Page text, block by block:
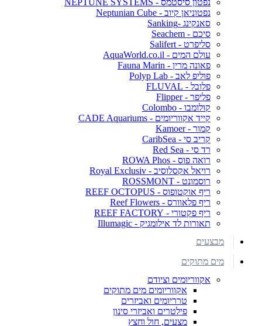
נפטוניאן קיוב - Neptunian Cube
סאנקינג -Sanking
סיכם - Seachem
סליפרט - Salifert
עולם המים - AquaWorld.co.il
פאונה מרין - Fauna Marin
פוליפ לאב - Polyp Lab
פלובל - FLUVAL
פליפר - Flipper
קולומבו - Colombo
קייד אקווריומים - CADE Aquariums
קמור - Kamoer
קריב סי - CaribSea
רד סי - Red Sea
רואה פוס - ROWA Phos
רויאל אקסלוסיב - Royal Exclusiv
רוסמונט - ROSSMONT
ריף אוקטופוס - REEF OCTOPUS
ריף פלאוורס - Reef Flowers
ריף פקטורי - REEF FACTORY
תאורות לד אילומגיק - Illumagic
מבצעים
מים מתוקים
אקווריומים וציודם
אקווריומים מים מתוקים
טרריומים ואביזרים
פילטרים ואביזרי סינון
מצעים, חול וחצץ